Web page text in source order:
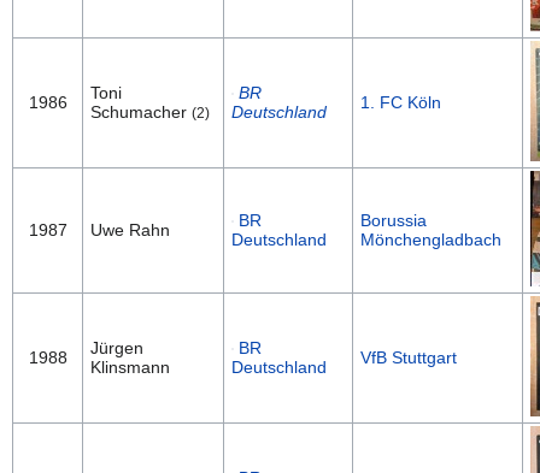
1986
Toni
Schumacher (2)
BR
Deutschland
1. FC Köln
1987 Uwe Rahn
BR
Deutschland
Borussia
Mönchengladbach
1988
Jürgen
Klinsmann
BR
Deutschland
VfB Stuttgart